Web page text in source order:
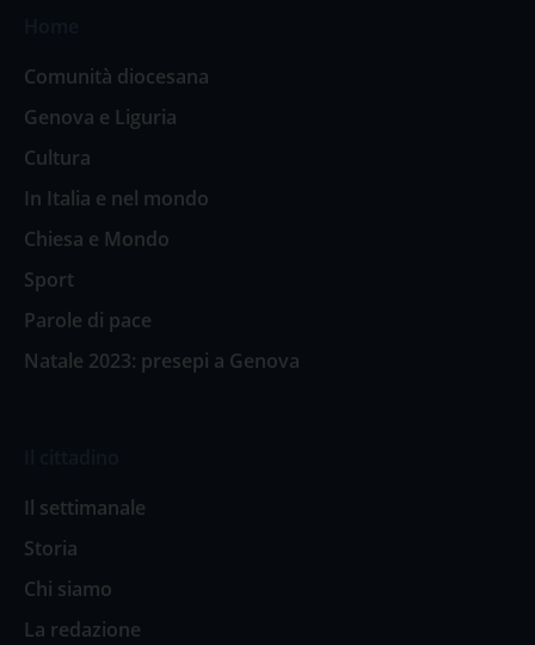
Comunità diocesana
Genova e Liguria
Cultura
In Italia e nel mondo
Chiesa e Mondo
Sport
Parole di pace
Natale 2023: presepi a Genova
Il settimanale
Storia
Chi siamo
La redazione